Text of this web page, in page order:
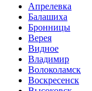
Апрелевка
Балашиха
Бронницы
Верея
Видное
Владимир
Волоколамск
Воскресенск